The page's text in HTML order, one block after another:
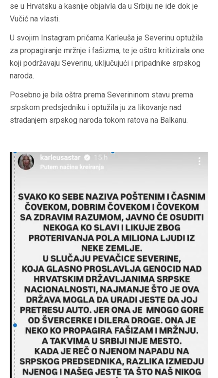
se u Hrvatsku a kasnije objaivla da u Srbiju ne ide dok je
Vučić na vlasti.
U svojim Instagram pričama Karleuša je Severinu optužila
za propagiranje mržnje i fašizma, te je oštro kritizirala one
koji podržavaju Severinu, uključujući i pripadnike srpskog
naroda.
Posebno je bila oštra prema Severininom stavu prema
srpskom predsjedniku i optužila ju za likovanje nad
stradanjem srpskog naroda tokom ratova na Balkanu.